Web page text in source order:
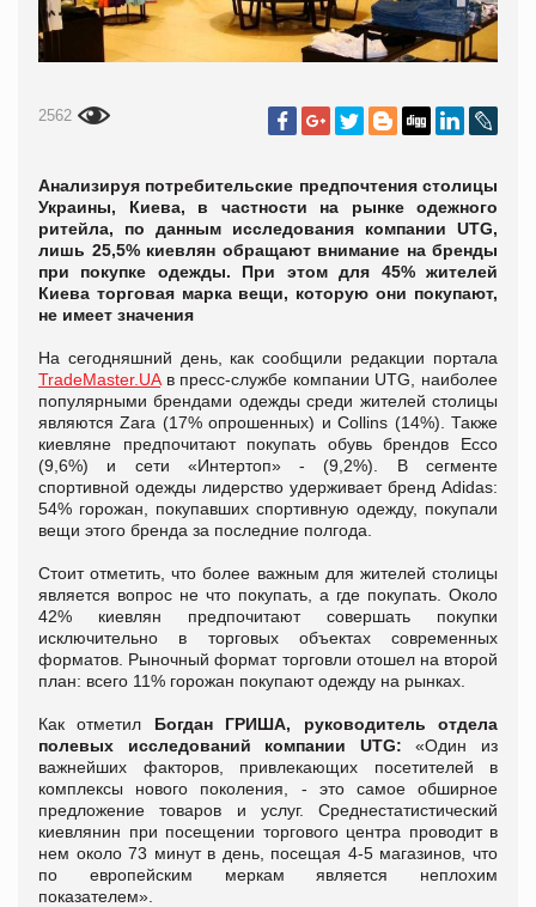
2562
Анализируя потребительские предпочтения столицы
Украины, Киева, в частности на рынке одежного
ритейла, по данным исследования компании UTG,
лишь 25,5% киевлян обращают внимание на бренды
при покупке одежды. При этом для 45% жителей
Киева торговая марка вещи, которую они покупают,
не имеет значения
На сегодняшний день, как сообщили редакции портала
TradeMaster.UAв пресс-службе компании UTG, наиболее
популярными брендами одежды среди жителей столицы
являются Zara (17% опрошенных) и Collins (14%). Также
киевляне предпочитают покупать обувь брендов Ecco
(9,6%) и сети «Интертоп» - (9,2%). В сегменте
спортивной одежды лидерство удерживает бренд Adidas:
54% горожан, покупавших спортивную одежду, покупали
вещи этого бренда за последние полгода.
Стоит отметить, что более важным для жителей столицы
является вопрос не что покупать, а где покупать. Около
42% киевлян предпочитают совершать покупки
исключительно в торговых объектах современных
форматов. Рыночный формат торговли отошел на второй
план: всего 11% горожан покупают одежду на рынках.
Как отметил Богдан ГРИША, руководитель отдела
полевых исследований компании UTG:«Один из
важнейших факторов, привлекающих посетителей в
комплексы нового поколения, - это самое обширное
предложение товаров и услуг. Среднестатистический
киевлянин при посещении торгового центра проводит в
нем около 73 минут в день, посещая 4-5 магазинов, что
по европейским меркам является неплохим
показателем».